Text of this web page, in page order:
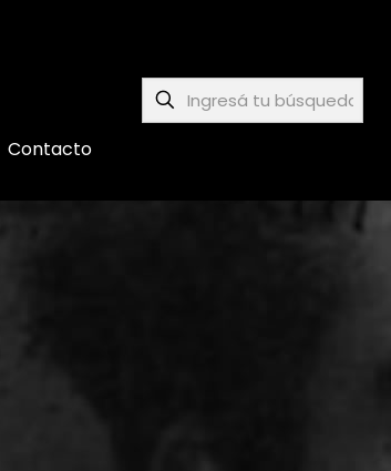
Contacto